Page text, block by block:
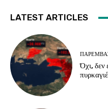
LATEST ARTICLES
Όχι, δεν